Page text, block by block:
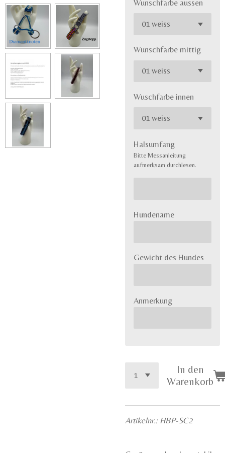
Wunschfarbe aussen
Wunschfarbe mittig
Wuschfarbe innen
Halsumfang
Bitte Messanleitung
aufmerksam durchlesen.
Hundename
Gewicht des Hundes
Anmerkung
In den
Warenkorb
Artikelnr.: HBP-SC2